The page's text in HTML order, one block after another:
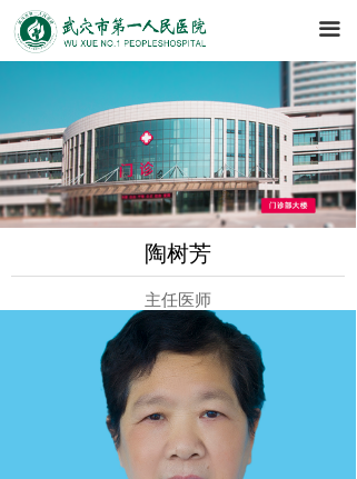
끀
陶树芳
主任医师